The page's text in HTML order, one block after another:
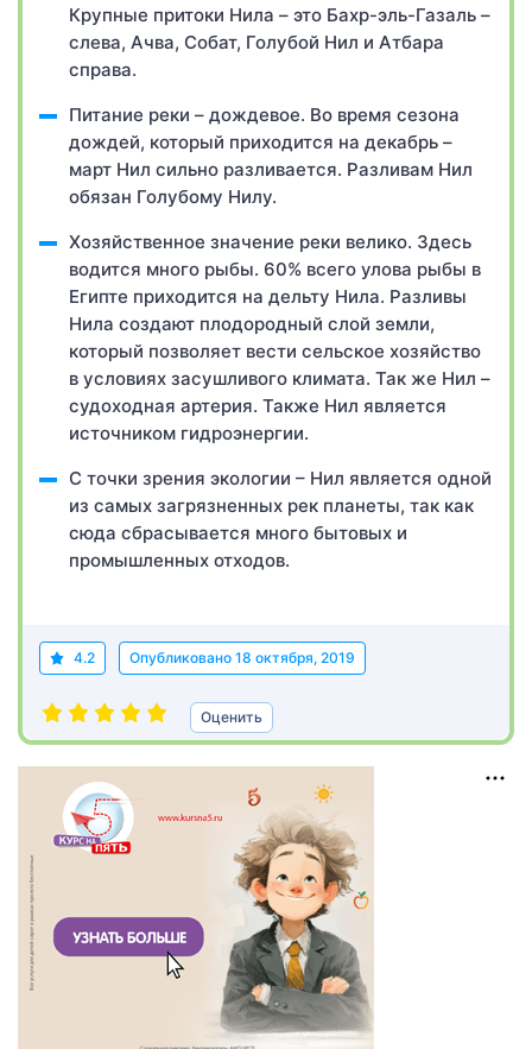
Крупные притоки Нила – это Бахр-эль-Газаль –
слева, Ачва, Собат, Голубой Нил и Атбара
справа.
Питание реки – дождевое. Во время сезона
дождей, который приходится на декабрь –
март Нил сильно разливается. Разливам Нил
обязан Голубому Нилу.
Хозяйственное значение реки велико. Здесь
водится много рыбы. 60% всего улова рыбы в
Египте приходится на дельту Нила. Разливы
Нила создают плодородный слой земли,
который позволяет вести сельское хозяйство
в условиях засушливого климата. Так же Нил –
судоходная артерия. Также Нил является
источником гидроэнергии.
С точки зрения экологии – Нил является одной
из самых загрязненных рек планеты, так как
сюда сбрасывается много бытовых и
промышленных отходов.
4.2 Опубликовано 18 октября, 2019
Оценить